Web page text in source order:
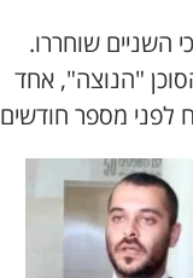
ב-19.5, התברר כי השניים שוחררו.
"הנוצה", אחד
מספר